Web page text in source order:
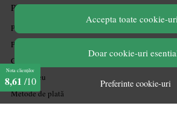
Accepta toate cookie-
Doar cookie-uri
Preferinte cookie-uri
PLATA SI LIVRARE
Politica de transport
Politica de retur
Cum cumpăr
Coșul meu
Metode de plată
Nota clienților
8,61 /10